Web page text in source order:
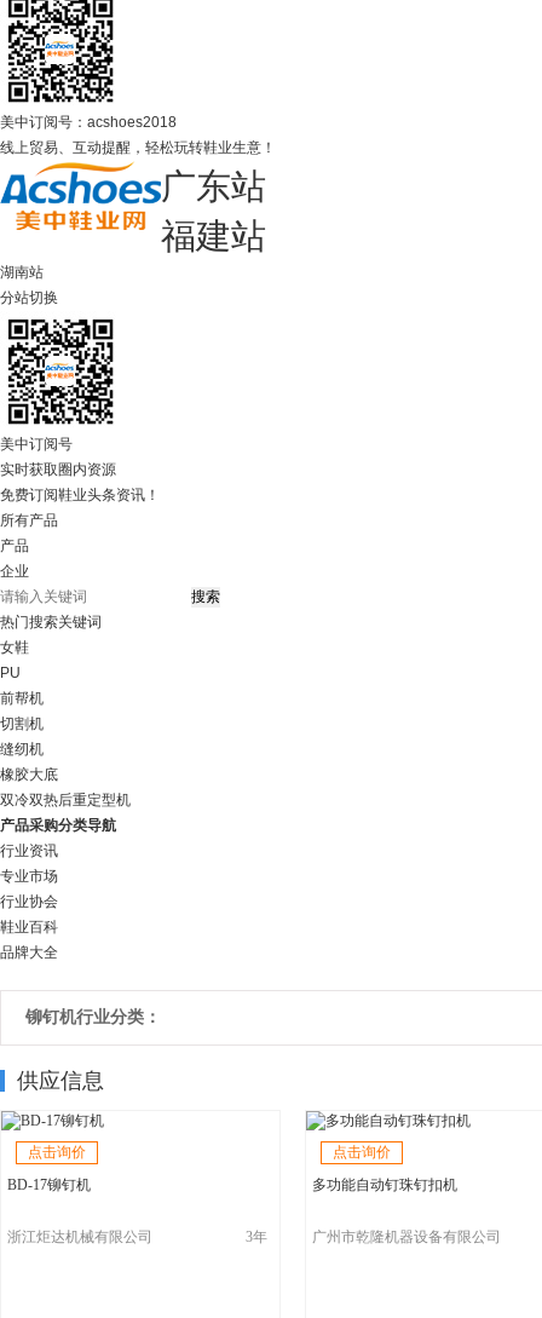
美中订阅号：acshoes2018
线上贸易、互动提醒，轻松玩转鞋业生意！
广东站
福建站
湖南站
分站切换
美中订阅号
实时获取圈内资源
免费订阅鞋业头条资讯！
所有产品
产品
企业
热门搜索关键词
女鞋
PU
前帮机
切割机
缝纫机
橡胶大底
双冷双热后重定型机
产品采购分类导航
行业资讯
专业市场
行业协会
鞋业百科
品牌大全
铆钉机行业分类：
供应信息
点击询价
BD-17铆钉机
浙江炬达机械有限公司 3年
点击询价
多功能自动钉珠钉扣机
广州市乾隆机器设备有限公司